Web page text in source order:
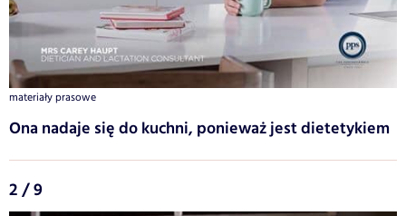
materiały prasowe
Ona nadaje się do kuchni, ponieważ jest dietetykiem
2 / 9